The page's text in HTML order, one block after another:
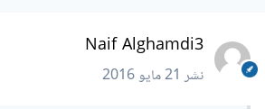
Naif Alghamdi3
نشر21 مايو 2016